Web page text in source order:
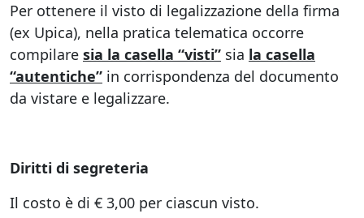
Per ottenere il visto di legalizzazione della firma
(ex Upica), nella pratica telematica occorre
compilare sia la casella “visti” sia la casella
“autentiche” in corrispondenza del documento
da vistare e legalizzare.
Diritti di segreteria
Il costo è di € 3,00 per ciascun visto.